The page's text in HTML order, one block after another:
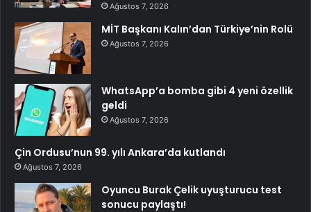
Ağustos 7, 2026
MİT Başkanı Kalın’dan Türkiye’nin Rolü
Ağustos 7, 2026
WhatsApp’a bomba gibi 4 yeni özellik
geldi
Ağustos 7, 2026
Çin Ordusu’nun 99. yılı Ankara’da kutlandı
Ağustos 7, 2026
Oyuncu Burak Çelik uyuşturucu test
sonucu paylaştı!